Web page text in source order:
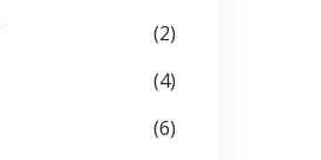
(2)
(4)
(6)